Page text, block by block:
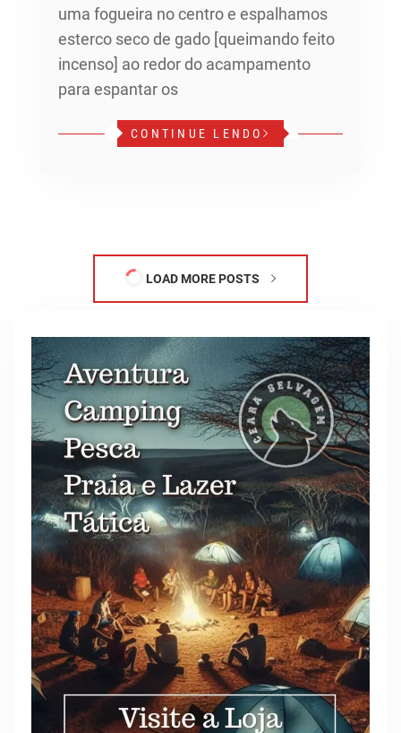
uma fogueira no centro e espalhamos
esterco seco de gado [queimando feito
incenso] ao redor do acampamento
para espantar os
CONTINUE LENDO
LOAD MORE POSTS